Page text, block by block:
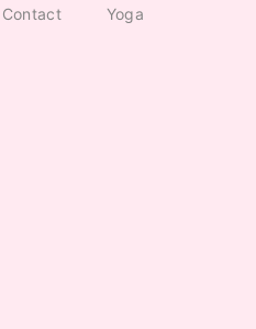
Contact Yoga